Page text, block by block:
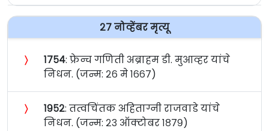
२७ नोव्हेंबर मृत्यू
〉 १७५४: फ्रेन्च गणिती अब्राहम डी. मुआव्हर यांचे
निधन. (जन्म: २६ मे १६६७)
〉 १९५२: तत्वचिंतक अहिताग्नी राजवाडे यांचे
निधन. (जन्म: २३ ऑक्टोबर १८७९)